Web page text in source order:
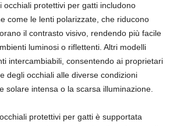
occhiali protettivi per gatti includono
come le lenti polarizzate, che riducono
il contrasto visivo, rendendo più facile
luminosi o riflettenti. Altri modelli
intercambiabili, consentendo ai proprietari
degli occhiali alle diverse condizioni
solare intensa o la scarsa illuminazione.
protettivi per gatti è supportata